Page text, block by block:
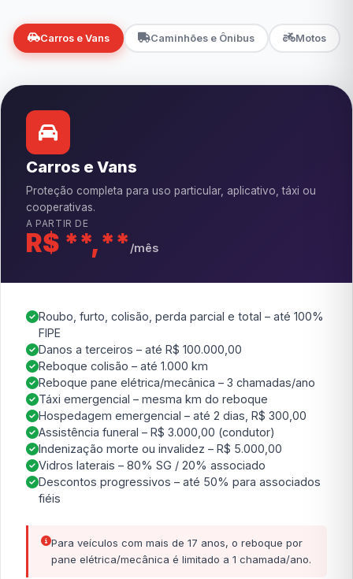
Carros e Vans Caminhões e Ônibus Motos
Carros e Vans
Proteção completa para uso particular, aplicativo, táxi ou
cooperativas.
A PARTIR DE
R$ **,** /mês
Roubo, furto, colisão, perda parcial e total – até 100%
FIPE
Danos a terceiros – até R$ 100.000,00
Reboque colisão – até 1.000 km
Reboque pane elétrica/mecânica – 3 chamadas/ano
Táxi emergencial – mesma km do reboque
Hospedagem emergencial – até 2 dias, R$ 300,00
Assistência funeral – R$ 3.000,00 (condutor)
Indenização morte ou invalidez – R$ 5.000,00
Vidros laterais – 80% SG / 20% associado
Descontos progressivos – até 50% para associados
fiéis
Para veículos com mais de 17 anos, o reboque por
pane elétrica/mecânica é limitado a 1 chamada/ano.